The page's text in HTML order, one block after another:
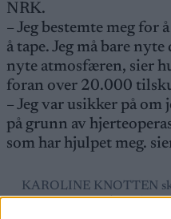
NRK.
– Jeg bestemte meg for
å tape. Jeg må bare
nyte atmosfæren, sier
foran over 20.000
– Jeg var usikker på
på grunn av
som har hjulpet meg.
KAROLINE KNOTTEN
6.plass. Foto: